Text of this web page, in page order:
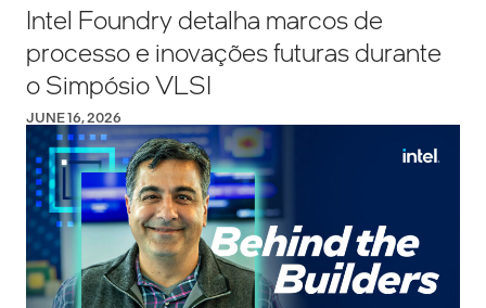
Intel Foundry detalha marcos de
processo e inovações futuras durante
o Simpósio VLSI
JUNE 16, 2026